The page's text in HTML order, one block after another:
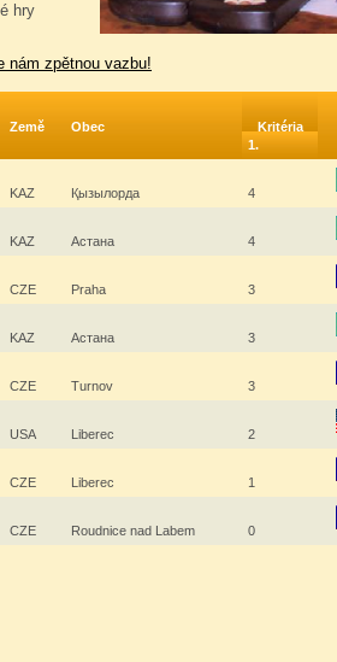
hry
nám zpětnou vazbu!
Země Obec
Kritéria
1.
KAZ Қызылорда 4
KAZ Астана 4
CZE Praha 3
KAZ Астана 3
CZE Turnov 3
USA Liberec 2
CZE Liberec 1
CZE Roudnice nad Labem 0